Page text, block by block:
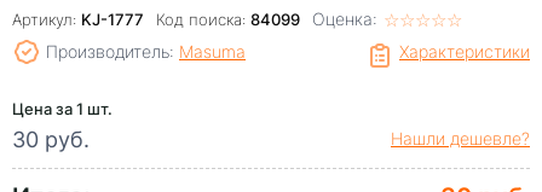
Артикул: KJ-1777 Код поиска: 84099 Оценка: ☆☆☆☆☆
★★★★★
Характеристики
Производитель: Masuma
Цена за 1 шт.
30 руб. Нашли дешевле?